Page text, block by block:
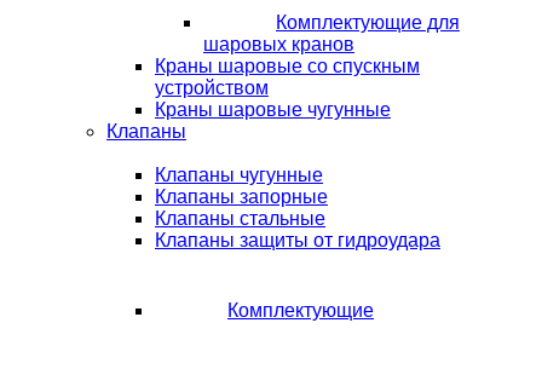
Комплектующие для
шаровых кранов
Краны шаровые со спускным
устройством
Краны шаровые чугунные
Клапаны
Клапаны чугунные
Клапаны запорные
Клапаны стальные
Клапаны защиты от гидроудара
Комплектующие